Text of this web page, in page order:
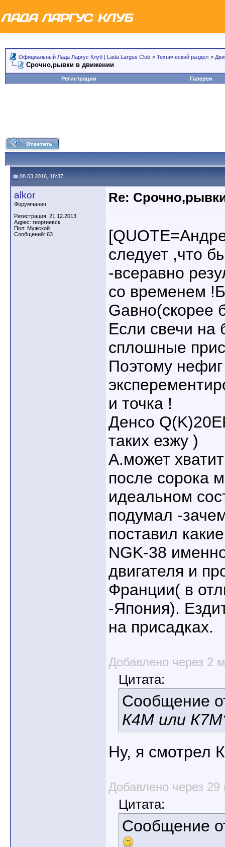
Официальный Лада Ларгус Клуб | Lada Largus Club > Технический раздел >
Срочно,рывки в движении
Регистрация Галерея
08.03.2016, 18:37
alkor
Форумчанин
Регистрация: 21.12.2013
Адрес: георгиевск
Пол: Мужской
Сообщений: 63
Re:
следует ,что
-всеравно
со временем
Gавно(скорее
Если свечи на
сплошные
Поэтому нефиг
и точка !
Денсо
таких езжу )
А.может
после сорока
идеальном
подумал -
поставил
NGK-38
двигателя и
Франции( в
-Япония).
на присадках.
Добавлено через 2
Цитата:
Сообщение
К4М или
Ну, я смотрел
Добавлено через 29
Цитата:
Сообщение